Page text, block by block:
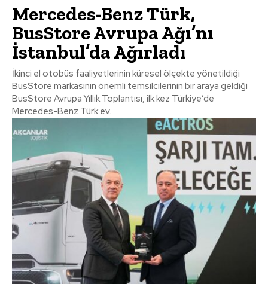
Mercedes-Benz Türk,
BusStore Avrupa Ağı’nı
İstanbul’da Ağırladı
İkinci el otobüs faaliyetlerinin küresel ölçekte yönetildiği
BusStore markasının önemli temsilcilerinin bir araya geldiği
BusStore Avrupa Yıllık Toplantısı, ilk kez Türkiye’de
Mercedes-Benz Türk ev...